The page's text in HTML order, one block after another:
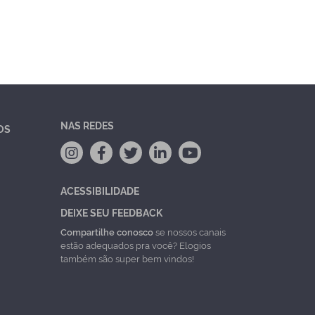
NAS REDES
ACESSIBILIDADE
DEIXE SEU FEEDBACK
Compartilhe conoscose nossos canais
estão adequados pra você? Elogios
também são super bem vindos!